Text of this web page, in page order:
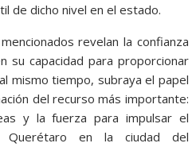
de dicho nivel en el estado.
revelan la confianza
su capacidad para proporcionar
mismo tiempo, subraya el papel
del recurso más importante:
y la fuerza para impulsar el
en la ciudad del